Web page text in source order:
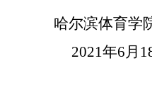
哈尔滨体育学
2021年6 月